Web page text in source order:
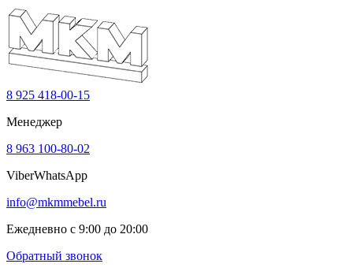
8 925 418-00-15
Менеджер
8 963 100-80-02
ViberWhatsApp
info@mkmmebel.ru
Ежедневно с 9:00 до 20:00
Обратный звонок